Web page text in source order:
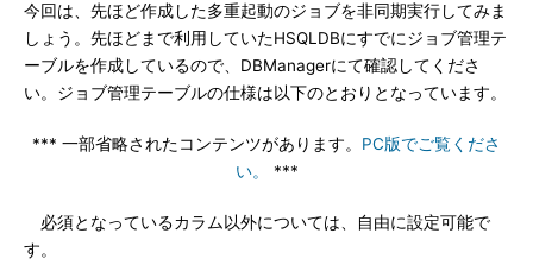
今回は、先ほど作成した多重起動のジョブを非同期実行してみま
しょう。先ほどまで利用していたHSQLDBにすでにジョブ管理テ
ーブルを作成しているので、DBManagerにて確認してくださ
い。ジョブ管理テーブルの仕様は以下のとおりとなっています。
*** 一部省略されたコンテンツがあります。 PC版でご覧くださ
い。
***
必須となっているカラム以外については、自由に設定可能で
す。